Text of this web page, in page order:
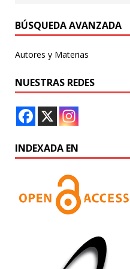
BÚSQUEDA AVANZADA
Autores y Materias
NUESTRAS REDES
INDEXADA EN